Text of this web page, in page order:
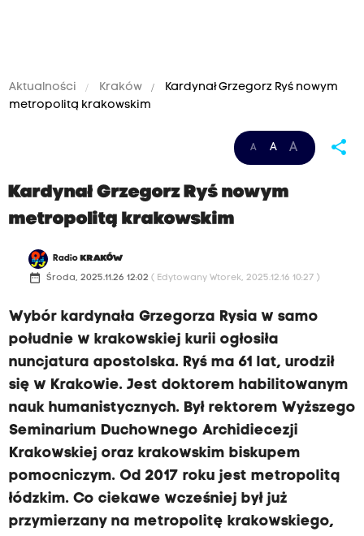
Aktualności Kraków
Kardynał Grzegorz Ryś nowym
metropolitą krakowskim
A A A share
Kardynał Grzegorz Ryś nowym
metropolitą krakowskim
Radio KRAKÓW
date_range Środa, 2025.11.26 12:02 ( Edytowany Wtorek, 2025.12.16 10:27 )
Wybór kardynała Grzegorza Rysia w samo
południe w krakowskiej kurii ogłosiła
nuncjatura apostolska. Ryś ma 61 lat, urodził
się w Krakowie. Jest doktorem habilitowanym
nauk humanistycznych. Był rektorem Wyższego
Seminarium Duchownego Archidiecezji
Krakowskiej oraz krakowskim biskupem
pomocniczym. Od 2017 roku jest metropolitą
łódzkim. Co ciekawe wcześniej był już
przymierzany na metropolitę krakowskiego,